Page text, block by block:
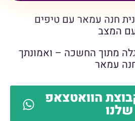
חנה עמאר עם טיפים
המצב
מתוך החשכה – ואמונתך
עמאר
הוואטצאפ
שלנו